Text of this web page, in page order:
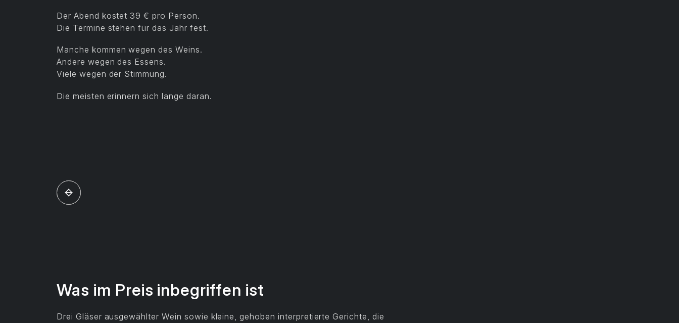
Der Abend kostet 39 € pro Person.
Die Termine stehen für das Jahr fest.
Manche kommen wegen des Weins.
Andere wegen des Essens.
Viele wegen der Stimmung.
Die meisten erinnern sich lange daran.
Was im Preis inbegriffen ist
Drei Gläser ausgewählter Wein sowie kleine, gehoben interpretierte Gerichte, die